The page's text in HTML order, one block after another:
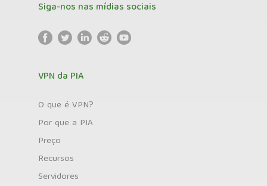
Siga-nos nas mídias sociais
VPN da PIA
O que é VPN?
Por que a PIA
Preço
Recursos
Servidores